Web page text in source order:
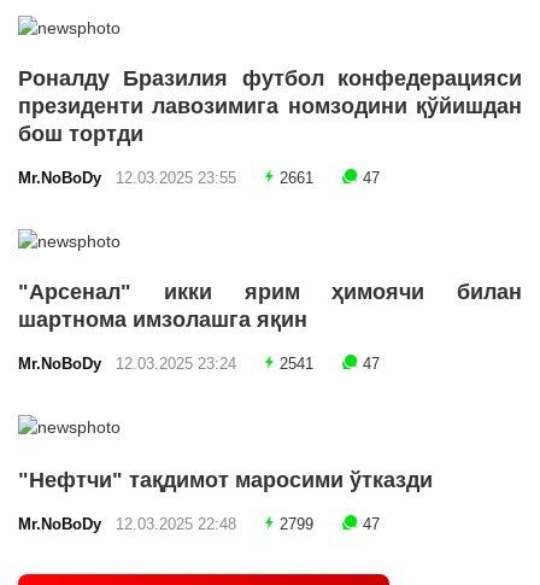
Роналду Бразилия футбол конфедерацияси
президенти лавозимига номзодини қўйишдан
бош тортди
Mr.NoBoDy 12.03.2025 23:55 2661 47
"Арсенал" икки ярим ҳимоячи билан
шартнома имзолашга яқин
Mr.NoBoDy 12.03.2025 23:24 2541 47
"Нефтчи" тақдимот маросими ўтказди
Mr.NoBoDy 12.03.2025 22:48 2799 47